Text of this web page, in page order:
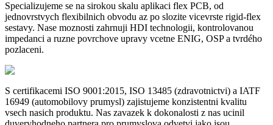
Specializujeme se na sirokou skalu aplikaci flex PCB, od
jednovrstvych flexibilnich obvodu az po slozite vicevrste rigid-flex
sestavy. Nase moznosti zahrnuji HDI technologii, kontrolovanou
impedanci a ruzne povrchove upravy vcetne ENIG, OSP a tvrdého
pozlaceni.
S certifikacemi ISO 9001:2015, ISO 13485 (zdravotnictvi) a IATF
16949 (automobilovy prumysl) zajistujeme konzistentni kvalitu
vsech nasich produktu. Nas zavazek k dokonalosti z nas ucinil